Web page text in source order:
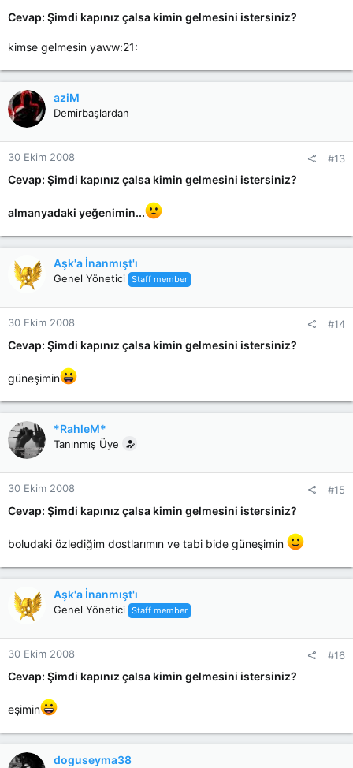
Cevap: Şimdi kapınız çalsa kimin gelmesini istersiniz?
kimse gelmesin yaww:21:
aziM
Demirbaşlardan
30 Ekim 2008 #13
Cevap: Şimdi kapınız çalsa kimin gelmesini istersiniz?
almanyadaki yeğenimin...
Aşk'a İnanmışt'ı
Genel Yönetici Staff member
30 Ekim 2008 #14
Cevap: Şimdi kapınız çalsa kimin gelmesini istersiniz?
güneşimin
*RahleM*
Tanınmış Üye
30 Ekim 2008 #15
Cevap: Şimdi kapınız çalsa kimin gelmesini istersiniz?
boludaki özlediğim dostlarımın ve tabi bide güneşimin
Aşk'a İnanmışt'ı
Genel Yönetici Staff member
30 Ekim 2008 #16
Cevap: Şimdi kapınız çalsa kimin gelmesini istersiniz?
eşimin
doguseyma38